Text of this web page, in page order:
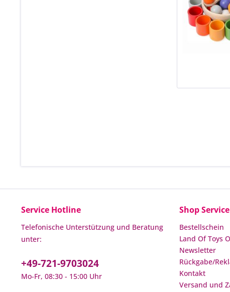
Service Hotline
Telefonische Unterstützung und Beratung
unter:
+49-721-9703024
Mo-Fr, 08:30 - 15:00 Uhr
Shop Service
Bestellschein
Land Of Toys
Newsletter
Rückgabe/
Kontakt
Versand und